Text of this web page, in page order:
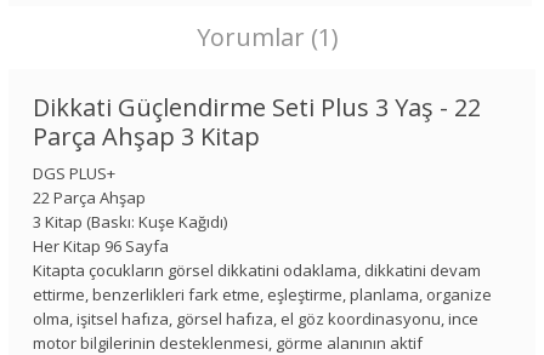
Yorumlar (1)
Dikkati Güçlendirme Seti Plus 3 Yaş - 22
Parça Ahşap 3 Kitap
DGS PLUS+
22 Parça Ahşap
3 Kitap (Baskı: Kuşe Kağıdı)
Her Kitap 96 Sayfa
Kitapta çocukların görsel dikkatini odaklama, dikkatini devam
ettirme, benzerlikleri fark etme, eşleştirme, planlama, organize
olma, işitsel hafıza, görsel hafıza, el göz koordinasyonu, ince
motor bilgilerinin desteklenmesi, görme alanının aktif